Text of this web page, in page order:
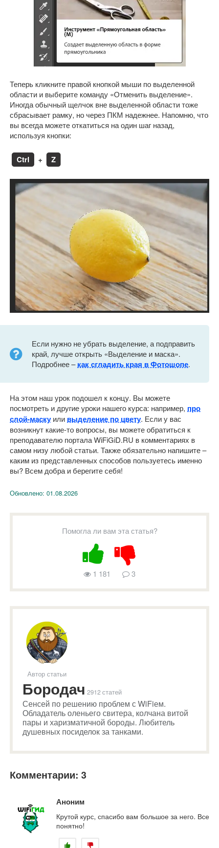
Теперь кликните правой кнопкой мыши по выделенной
области и выберите команду «Отменить выделение».
Иногда обычный щелчок вне выделенной области тоже
сбрасывает рамку, но через ПКМ надежнее. Напомню, что
вы всегда можете откатиться на один шаг назад,
используя кнопки:
Ctrl + Z
Если нужно не убрать выделение, а подправить
край, лучше открыть «Выделение и маска».
Подробнее –как сгладить края в Фотошопе.
На этом наш урок подошел к концу. Вы можете
посмотреть и другие уроки нашего курса: например, про
слой-маскуили выделение по цвету. Если у вас
возникнут какие-то вопросы, вы можете обратиться к
преподавателю портала WiFiGiD.RU в комментариях в
самом низу любой статьи. Также обязательно напишите –
каким из представленных способов пользуетесь именно
вы? Всем добра и берегите себя!
Обновлено: 01.08.2026
Помогла ли вам эта статья?
1 181 3
Автор статьи
Бородач 2912 статей
Сенсей по решению проблем с WiFiем.
Обладатель оленьего свитера, колчана витой
пары и харизматичной бороды. Любитель
душевных посиделок за танками.
Комментарии: 3
Аноним
Крутой курс, спасибо вам большое за него. Все
понятно!